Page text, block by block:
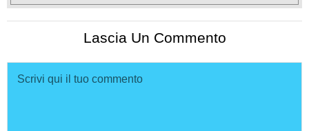
Lascia Un Commento